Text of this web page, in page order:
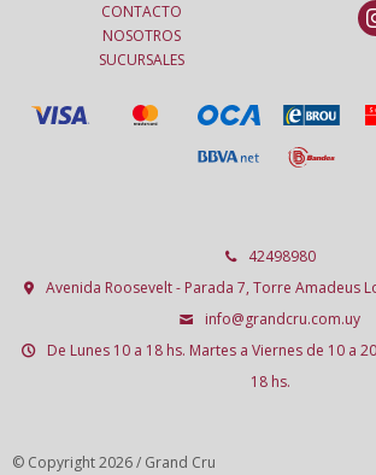
42498980
Avenida Roosevelt - Parada 7, Torre Amadeus
info@grandcru.com.uy
De Lunes 10 a 18 hs. Martes a Viernes de 10 a
18 hs.
CONTACTO
NOSOTROS
SUCURSALES
© Copyright 2026 / Grand Cru